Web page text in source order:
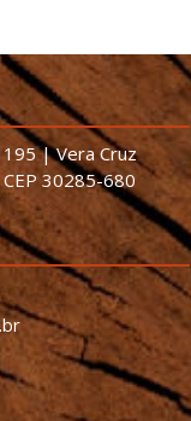
| Vera Cruz
30285-680